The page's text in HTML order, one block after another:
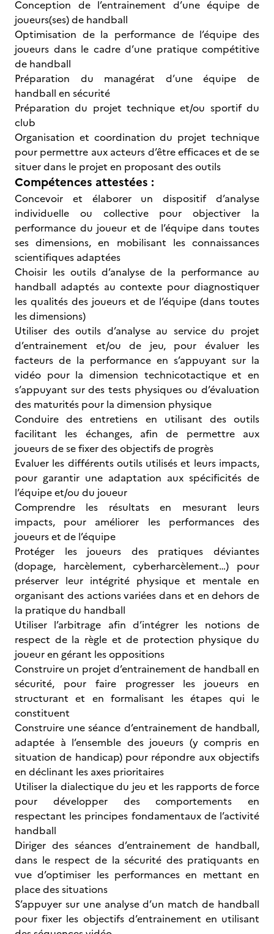
Conception de l’entrainement d’une équipe de
joueurs(ses) de handball
Optimisation de la performance de l’équipe des
joueurs dans le cadre d’une pratique compétitive
de handball
Préparation du managérat d’une équipe de
handball en sécurité
Préparation du projet technique et/ou sportif du
club
Organisation et coordination du projet technique
pour permettre aux acteurs d’être efficaces et de se
situer dans le projet en proposant des outils
Compétences attestées :
Concevoir et élaborer un dispositif d’analyse
individuelle ou collective pour objectiver la
performance du joueur et de l’équipe dans toutes
ses dimensions, en mobilisant les connaissances
scientifiques adaptées
Choisir les outils d’analyse de la performance au
handball adaptés au contexte pour diagnostiquer
les qualités des joueurs et de l’équipe (dans toutes
les dimensions)
Utiliser des outils d’analyse au service du projet
d’entrainement et/ou de jeu, pour évaluer les
facteurs de la performance en s’appuyant sur la
vidéo pour la dimension technicotactique et en
s’appuyant sur des tests physiques ou d’évaluation
des maturités pour la dimension physique
Conduire des entretiens en utilisant des outils
facilitant les échanges, afin de permettre aux
joueurs de se fixer des objectifs de progrès
Evaluer les différents outils utilisés et leurs impacts,
pour garantir une adaptation aux spécificités de
l’équipe et/ou du joueur
Comprendre les résultats en mesurant leurs
impacts, pour améliorer les performances des
joueurs et de l’équipe
Protéger les joueurs des pratiques déviantes
(dopage, harcèlement, cyberharcèlement…) pour
préserver leur intégrité physique et mentale en
organisant des actions variées dans et en dehors de
la pratique du handball
Utiliser l’arbitrage afin d’intégrer les notions de
respect de la règle et de protection physique du
joueur en gérant les oppositions
Construire un projet d’entrainement de handball en
sécurité, pour faire progresser les joueurs en
structurant et en formalisant les étapes qui le
constituent
Construire une séance d’entrainement de handball,
adaptée à l’ensemble des joueurs (y compris en
situation de handicap) pour répondre aux objectifs
en déclinant les axes prioritaires
Utiliser la dialectique du jeu et les rapports de force
pour développer des comportements en
respectant les principes fondamentaux de l’activité
handball
Diriger des séances d’entrainement de handball,
dans le respect de la sécurité des pratiquants en
vue d’optimiser les performances en mettant en
place des situations
S’appuyer sur une analyse d’un match de handball
pour fixer les objectifs d’entrainement en utilisant